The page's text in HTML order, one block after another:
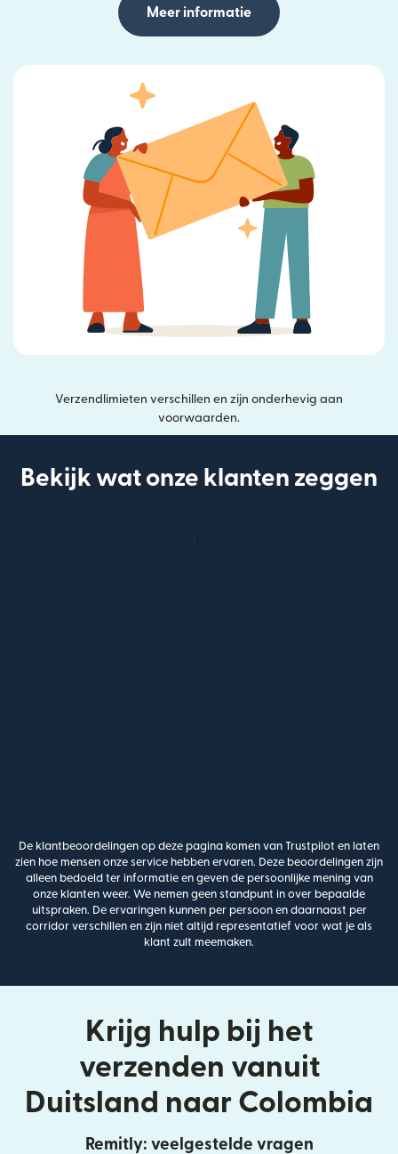
Meer informatie
Verzendlimieten verschillen en zijn onderhevig aan
voorwaarden.
Bekijk wat onze klanten zeggen
De klantbeoordelingen op deze pagina komen van Trustpilot en laten
zien hoe mensen onze service hebben ervaren. Deze beoordelingen zijn
alleen bedoeld ter informatie en geven de persoonlijke mening van
onze klanten weer. We nemen geen standpunt in over bepaalde
uitspraken. De ervaringen kunnen per persoon en daarnaast per
corridor verschillen en zijn niet altijd representatief voor wat je als
klant zult meemaken.
Krijg hulp bij het
verzenden vanuit
Duitsland naar Colombia
Remitly: veelgestelde vragen